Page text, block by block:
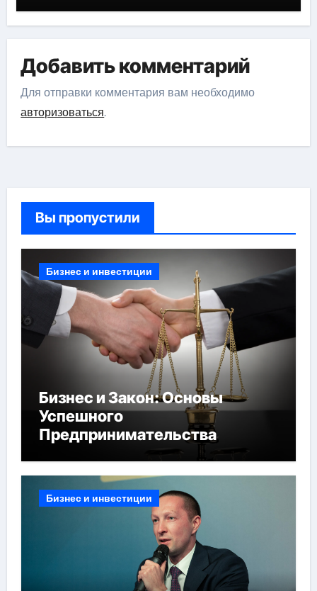
Добавить комментарий
Для отправки комментария вам необходимо
авторизоваться.
Вы пропустили
Бизнес и инвестиции
Бизнес и Закон: Основы
Успешного
Предпринимательства
Бизнес и инвестиции